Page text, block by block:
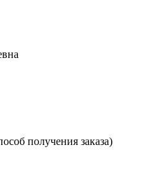
получения заказа)